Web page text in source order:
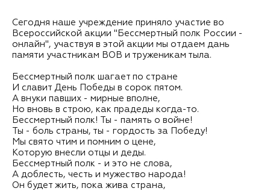
Сегодня наше учреждение приняло участие во
Всероссийской акции "Бессмертный полк России -
онлайн", участвуя в этой акции мы отдаем дань
памяти участникам ВОВ и труженикам тыла.
Бессмертный полк шагает по стране
И славит День Победы в сорок пятом.
А внуки павших - мирные вполне,
Но вновь в строю, как прадеды когда-то.
Бессмертный полк! Ты - память о войне!
Ты - боль страны, ты - гордость за Победу!
Мы свято чтим и помним о цене,
Которую внесли отцы и деды.
Бессмертный полк - и это не слова,
А доблесть, честь и мужество народа!
Он будет жить, пока жива страна,